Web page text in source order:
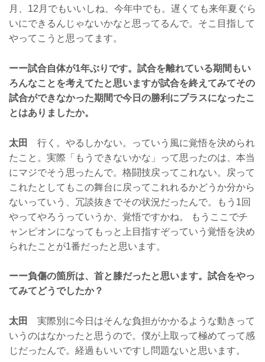
月、12月でもいいしね、今年中でも。遅くても来年夏ぐら
いにできるんじゃないかなと思ってるんで。そこ目指して
やってこうと思ってます。
ーー試合自体が1年ぶりです。試合を離れている期間もい
ろんなことを考えてたと思いますが試合を終えてみてその
試合ができなかった期間で今日の勝利にプラスになったこ
とはありましたか。
太田
行く。やるしかない。っていう風に覚悟を決められ
たこと。実際「もうできないかな」って思ったのは、本当
にマジでそう思ったんで。格闘技戻ってこれない。戻って
これたとしてもこの舞台に戻ってこれれるかどうか分から
ないっていう、冗談抜きでその状況だったんで。もう1回
やってやろうっていうか、覚悟ですかね。 もうここでチ
ャンピオンになってもっと上目指すぞっていう覚悟を決め
られたことが1番だったと思います。
ーー負傷の箇所は、首と膝だったと思います。試合をやっ
てみてどうでしたか？
太田
実際別に今日はそんな負担がかかるような動きって
いうのはなかったと思うので。僕が上取って極めてって感
じだったんで。経過もいいですし問題ないと思います。